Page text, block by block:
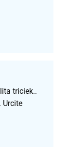
triciek..
Urcite